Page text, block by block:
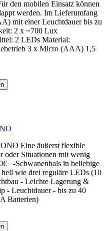
den mobilen Einsatz können
werden. Im Lieferumfang
mit einer Leuchtdauer bis zu
2 x ~700 Lux
2 LEDs Material:
3 x Micro (AAA) 1,5
Eine äußerst flexible
oder Situationen mit wenig
-Schwanenhals in beliebige
wie drei reguläre LEDs (10
- Leichte Lagerung &
- Leuchtdauer - bis zu 40
Batterien)